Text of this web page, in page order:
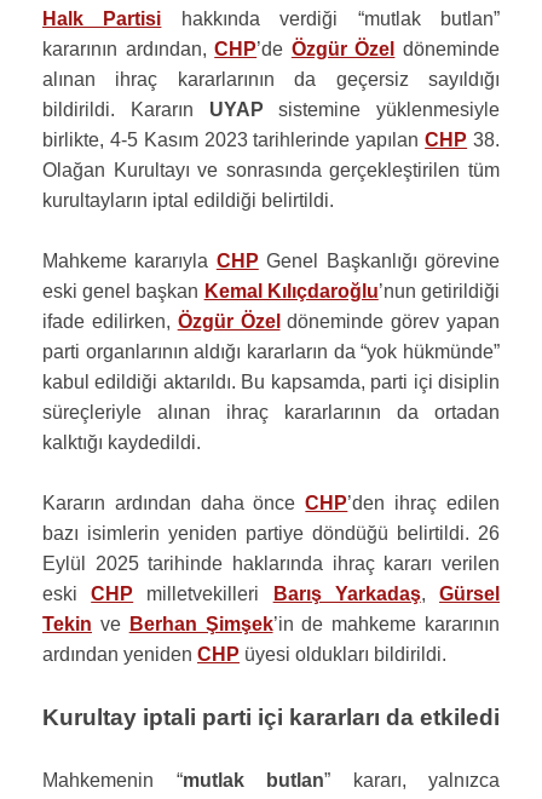
Halk Partisi hakkında verdiği “mutlak butlan”
kararının ardından,CHP’de Özgür Özel
döneminde
alınan ihraç kararlarının da geçersiz sayıldığı
bildirildi. Kararın UYAP sistemine yüklenmesiyle
birlikte, 4-5 Kasım 2023 tarihlerinde yapılanCHP 38.
Olağan Kurultayı ve sonrasında gerçekleştirilen tüm
kurultayların iptal edildiği belirtildi.
Mahkeme kararıyla CHP Genel Başkanlığı görevine
eski genel başkan Kemal Kılıçdaroğlu’nun getirildiği
ifade edilirken, Özgür Özel döneminde görev yapan
parti organlarının aldığı kararların da “yok hükmünde”
kabul edildiği aktarıldı. Bu kapsamda, parti içi disiplin
süreçleriyle alınan ihraç kararlarının da ortadan
kalktığı kaydedildi.
Kararın ardından daha önceCHP’den ihraç edilen
bazı isimlerin yeniden partiye döndüğü belirtildi. 26
Eylül 2025 tarihinde haklarında ihraç kararı verilen
eskiCHP milletvekilleri Barış Yarkadaş,Gürsel
Tekin ve Berhan Şimşek’in de mahkeme kararının
ardından yeniden CHP üyesi oldukları bildirildi.
Kurultay iptali parti içi kararları da etkiledi
Mahkemenin “mutlak butlan” kararı, yalnızca